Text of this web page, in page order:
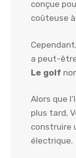
conçue
coûteuse
a peut-
Le golf
Alors que
plus tard,
construire
électrique.